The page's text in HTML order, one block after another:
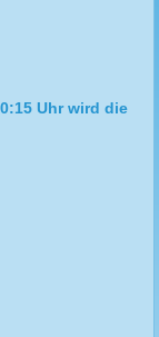
Uhr wird die